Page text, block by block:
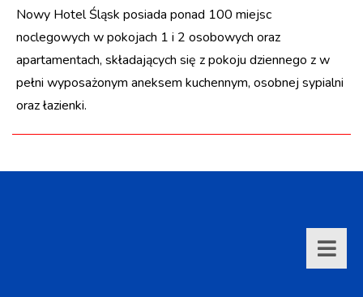
Nowy Hotel Śląsk posiada ponad 100 miejsc
noclegowych w pokojach 1 i 2 osobowych oraz
apartamentach, składających się z pokoju dziennego z w
pełni wyposażonym aneksem kuchennym, osobnej sypialni
oraz łazienki.